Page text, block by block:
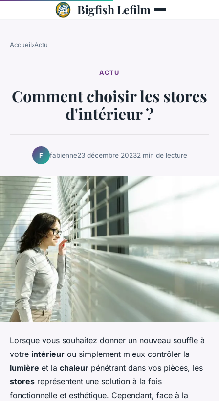
Bigfish Lefilm
Accueil›Actu
ACTU
Comment choisir les stores
d'intérieur ?
F fabienne23 décembre 20232 min de lecture
Lorsque vous souhaitez donner un nouveau souffle à
votre intérieur ou simplement mieux contrôler la
lumière et la chaleur pénétrant dans vos pièces, les
stores représentent une solution à la fois
fonctionnelle et esthétique. Cependant, face à la